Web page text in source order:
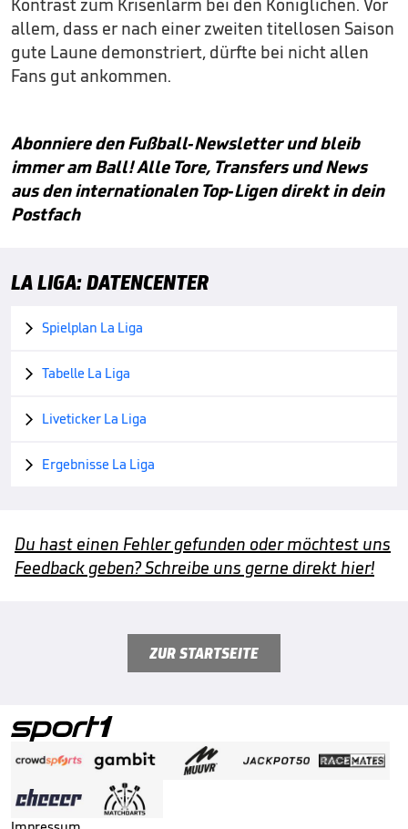
allem, dass er nach einer zweiten titellosen Saison
gute Laune demonstriert, dürfte bei nicht allen
Fans gut ankommen.
Abonniere den Fußball-Newsletter und bleib
immer am Ball! Alle Tore, Transfers und News
aus den internationalen Top-Ligen direkt in dein
Postfach
LA LIGA: DATENCENTER
 Spielplan La Liga
 Tabelle La Liga
 Liveticker La Liga
 Ergebnisse La Liga
Du hast einen Fehler gefunden oder möchtest uns
Feedback geben? Schreibe uns gerne direkt hier!
ZUR STARTSEITE